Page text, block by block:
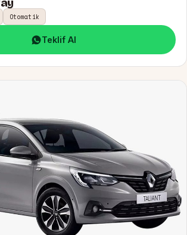
Otomatik
Teklif Al